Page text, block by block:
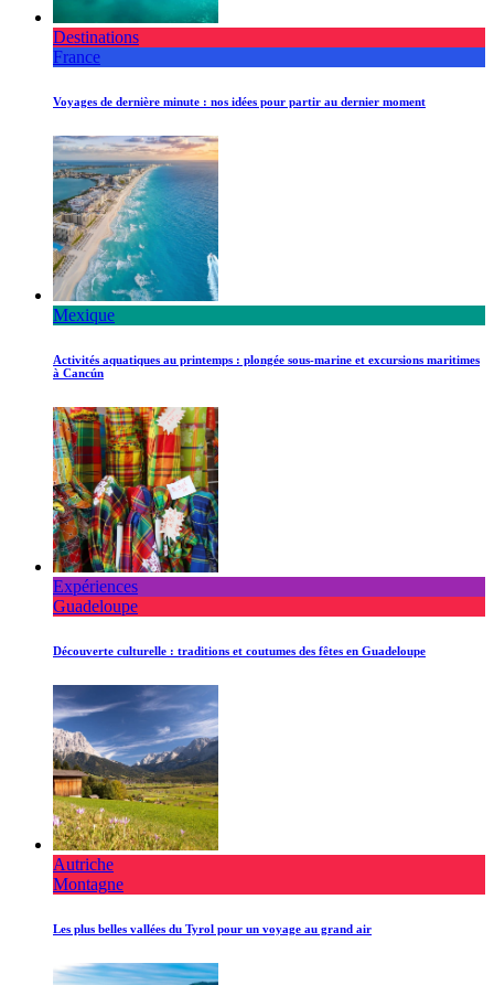
Destinations
France
Voyages de dernière minute : nos idées pour partir au dernier moment
Mexique
Activités aquatiques au printemps : plongée sous-marine et excursions maritimes
à Cancún
Expériences
Guadeloupe
Découverte culturelle : traditions et coutumes des fêtes en Guadeloupe
Autriche
Montagne
Les plus belles vallées du Tyrol pour un voyage au grand air